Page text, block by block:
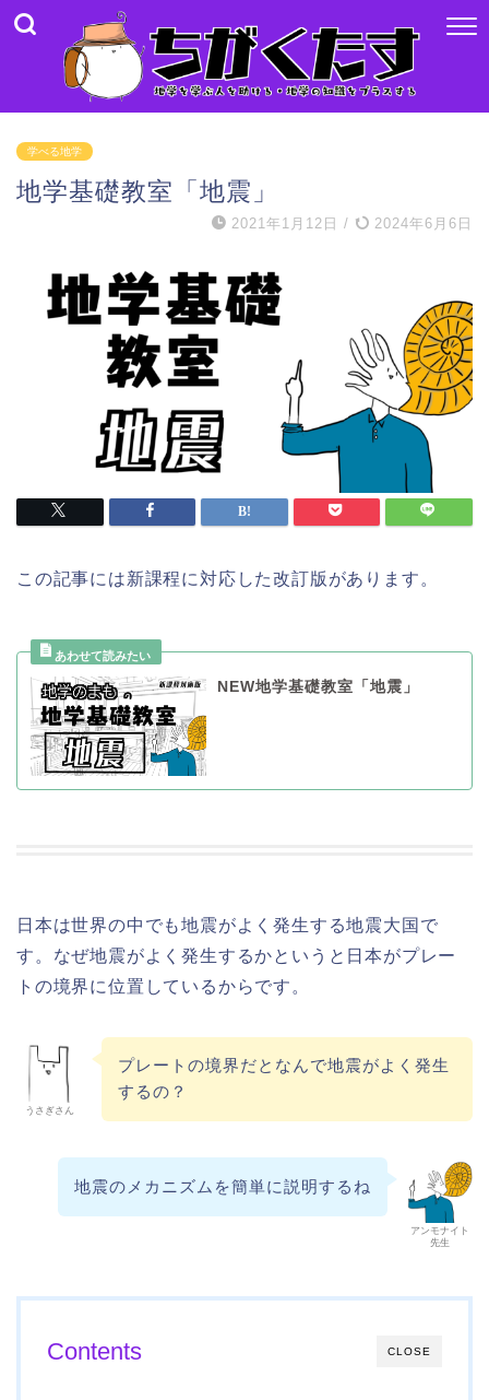
学べる地学
地学基礎教室「地震」
2021年1月12日 / 2024年6月6日
この記事には新課程に対応した改訂版があります。
NEW地学基礎教室「地震」
日本は世界の中でも地震がよく発生する地震大国で
す。なぜ地震がよく発生するかというと日本がプレー
トの境界に位置しているからです。
うさぎさん
プレートの境界だとなんで地震がよく発生
するの？
アンモナイト
先生
地震のメカニズムを簡単に説明するね
CLOSE
Contents